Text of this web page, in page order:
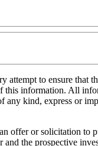
to ensure that
this information. All
kind, express or
offer or solicitation to
and the prospective